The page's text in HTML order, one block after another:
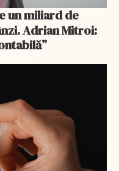
Adrian Mitroi: